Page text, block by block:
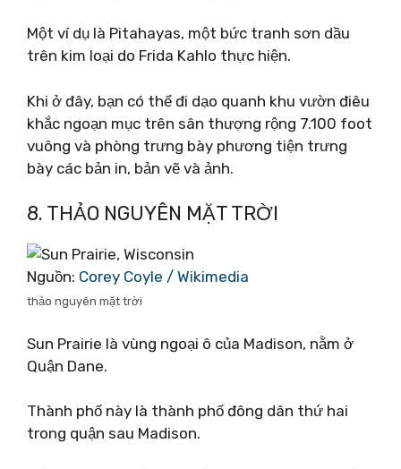
Một ví dụ là Pitahayas, một bức tranh sơn dầu
trên kim loại do Frida Kahlo thực hiện.
Khi ở đây, bạn có thể đi dạo quanh khu vườn điêu
khắc ngoạn mục trên sân thượng rộng 7.100 foot
vuông và phòng trưng bày phương tiện trưng
bày các bản in, bản vẽ và ảnh.
8. THẢO NGUYÊN MẶT TRỜI
Nguồn: Corey Coyle / Wikimedia
thảo nguyên mặt trời
Sun Prairie là vùng ngoại ô của Madison, nằm ở
Quận Dane.
Thành phố này là thành phố đông dân thứ hai
trong quận sau Madison.